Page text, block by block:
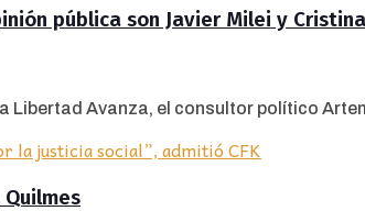
pública son Javier Milei y
Libertad Avanza, el consultor político